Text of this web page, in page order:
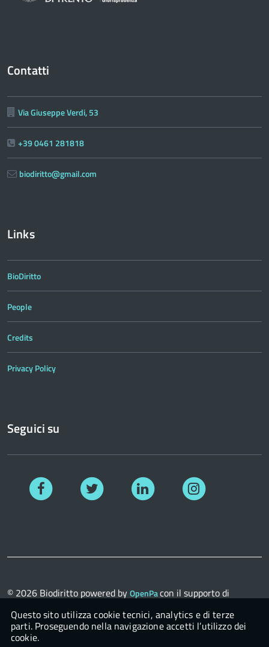
Contatti
Via Giuseppe Verdi, 53
+39 0461 281818
biodiritto@gmail.com
Links
BioDiritto
People
Credits
Privacy Policy
Seguici su
Facebook Linkedin
© 2026 Biodiritto powered byOpenPacon il supporto di
Questo sito utilizza cookie tecnici, analytics e di terze
parti. Proseguendo nella navigazione accetti l’utilizzo dei
cookie.